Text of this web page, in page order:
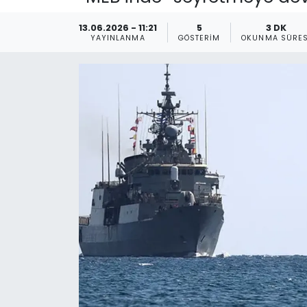
13.06.2026 - 11:21
YAYINLANMA
5
GÖSTERIM
3 DK
OKUNMA
Gündem
KKTC YEREL SEÇİM 2018
Kültür Sanat
Nöbetçi Eczaneler
Otomobil Dünyası